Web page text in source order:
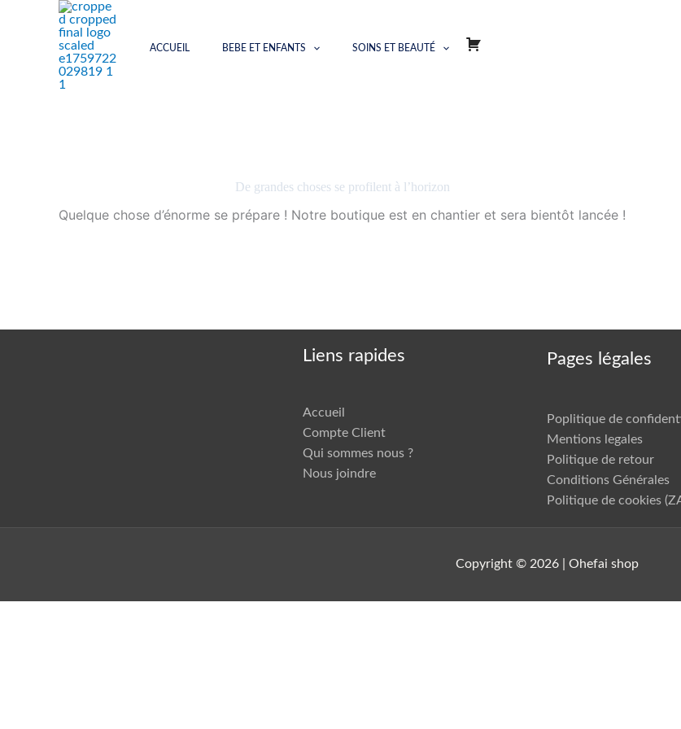
ACCUEIL BEBE ET ENFANTS SOINS ET BEAUTÉ
De grandes choses se profilent à l’horizon
Quelque chose d’énorme se prépare ! Notre boutique est en chantier et sera bientôt lancée !
Liens rapides
Accueil
Compte Client
Qui sommes nous ?
Nous joindre
Pages légales
Poplitique de
Mentions legales
Politique de retour
Conditions Générales
Politique de cookies
Copyright © 2026 | Ohefai shop